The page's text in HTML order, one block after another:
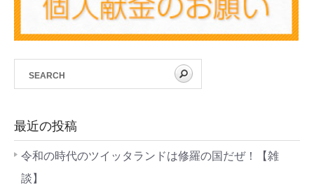
最近の投稿
令和の時代のツイッタランドは修羅の国だぜ！【雑
談】